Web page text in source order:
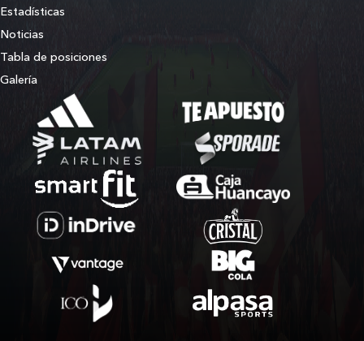
Estadísticas
Noticias
Tabla de posiciones
Galería